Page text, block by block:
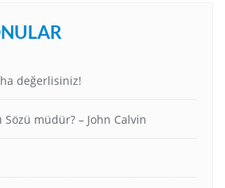
değerlisiniz!
Sözü müdür? – John Calvin